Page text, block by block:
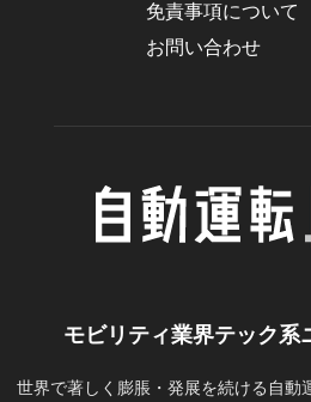
免責事項について
お問い合わせ
モビリティ業界テック系
世界で著しく膨脹・発展を続ける自動